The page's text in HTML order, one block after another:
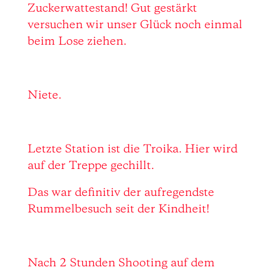
Zuckerwattestand! Gut gestärkt
versuchen wir unser Glück noch einmal
beim Lose ziehen.
Niete.
Letzte Station ist die Troika. Hier wird
auf der Treppe gechillt.
Das war definitiv der aufregendste
Rummelbesuch seit der Kindheit!
Nach 2 Stunden Shooting auf dem